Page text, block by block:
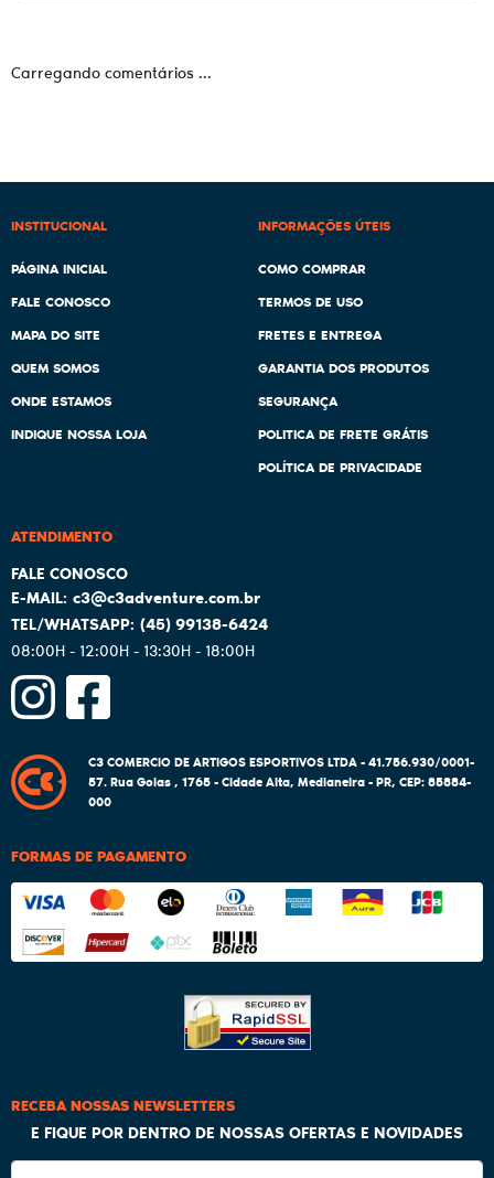
Carregando comentários ...
INSTITUCIONAL
PÁGINA INICIAL
FALE CONOSCO
MAPA DO SITE
QUEM SOMOS
ONDE ESTAMOS
INDIQUE NOSSA LOJA
INFORMAÇÕES ÚTEIS
COMO COMPRAR
TERMOS DE USO
FRETES E ENTREGA
GARANTIA DOS PRODUTOS
SEGURANÇA
POLITICA DE FRETE GRÁTIS
POLÍTICA DE PRIVACIDADE
ATENDIMENTO
(45)99138-6424
08:00H - 12:00H - 13:30H - 18:00H
c3@c3adventure.com.br
C3 COMERCIO DE ARTIGOS ESPORTIVOS LTDA - 41.756.930/0001-
57.Rua Goias , 1765-Cidade Alta, Medianeira-PR, CEP: 85884-
000
FORMAS DE PAGAMENTO
RECEBA NOSSAS NEWSLETTERS
E FIQUE POR DENTRO DE NOSSAS OFERTAS E NOVIDADES